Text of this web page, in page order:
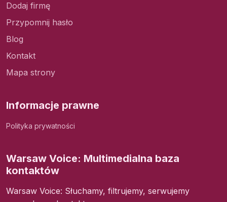
Dodaj firmę
Przypomnij hasło
Blog
Kontakt
Mapa strony
Informacje prawne
Polityka prywatności
Warsaw Voice: Multimedialna baza
kontaktów
Warsaw Voice: Słuchamy, filtrujemy, serwujemy